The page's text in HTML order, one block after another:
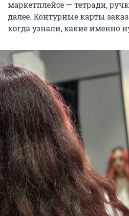
маркетплейсе — тетради,
далее. Контурные карты
когда узнали, какие именно